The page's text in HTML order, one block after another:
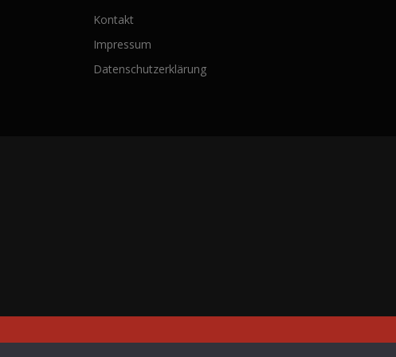
Kontakt
Impressum
Datenschutzerklärung